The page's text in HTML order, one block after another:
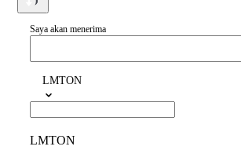
Saya akan menerima
LMTON
LMTON